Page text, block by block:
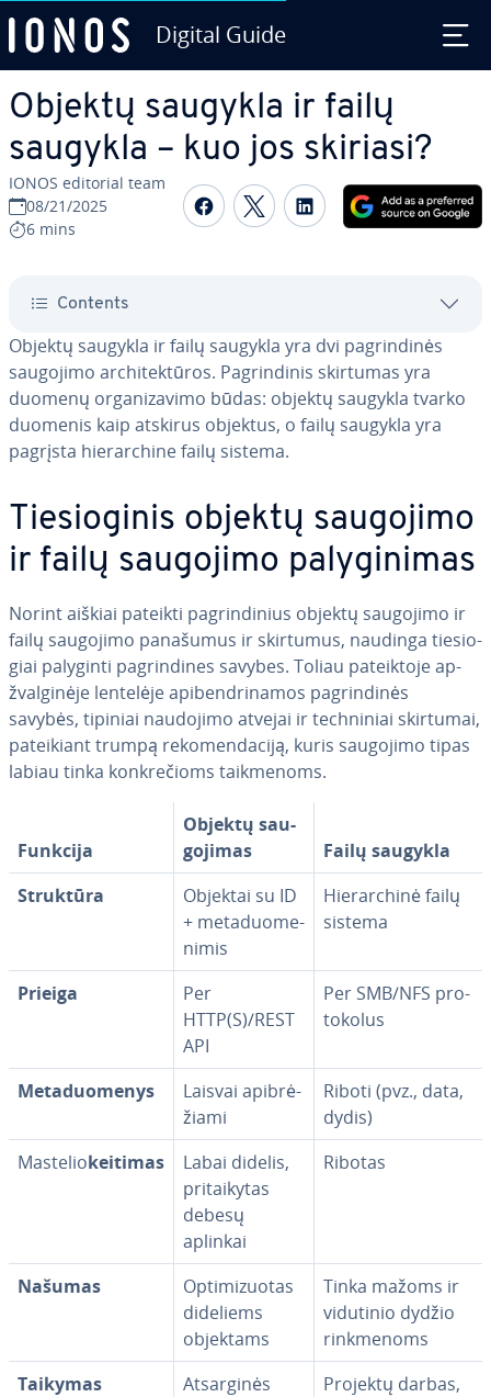
Digital Guide
Objektų saugykla ir failų
saugykla – kuo jos skiriasi?
IONOS editorial team
08/21/2025
6 mins
Share on Facebook
Share on Twitter
Share on
Contents
Objektų saugykla ir failų saugykla yra dvi pag­rin­di­nės
saugojimo ar­chi­tek­tū­ros. Pag­rin­di­nis skirtumas yra
duomenų or­ga­ni­za­vi­mo būdas: objektų saugykla tvarko
duomenis kaip atskirus objektus, o failų saugykla yra
pagrįsta hie­rar­chi­ne failų sistema.
Tie­sio­gi­nis objektų saugojimo
ir failų saugojimo pa­ly­gi­ni­mas
Norint aiškiai pateikti pag­rin­di­nius objektų saugojimo ir
failų saugojimo panašumus ir skirtumus, naudinga tie­sio­
giai palyginti pag­rin­di­nes savybes. Toliau pa­teik­to­je ap­
žval­gi­nė­je lentelėje api­bend­ri­na­mos pag­rin­di­nės
savybės, tipiniai naudojimo atvejai ir tech­ni­niai skirtumai,
pa­tei­kiant trumpą re­ko­men­da­ci­ją, kuris saugojimo tipas
labiau tinka konk­re­čioms taik­me­noms.
Funkcija
Objektų sau­
go­ji­mas
Failų saugykla
Struktūra
Objektai su ID
+ me­ta­duo­me­
ni­mis
Hie­rar­chi­nė failų
sistema
Prieiga
Per
HTTP(S)/REST
API
Per SMB/NFS pro­
to­ko­lus
Me­ta­duo­me­nys
Laisvai api­brė­
žia­mi
Riboti (pvz., data,
dydis)
Masteliokeitimas
Labai didelis,
pri­tai­ky­tas
debesų
aplinkai
Ribotas
Našumas
Op­ti­mi­zuo­tas
dideliems
objektams
Tinka mažoms ir
vidutinio dydžio
rink­me­noms
Taikymas
At­sar­gi­nės
Projektų darbas,